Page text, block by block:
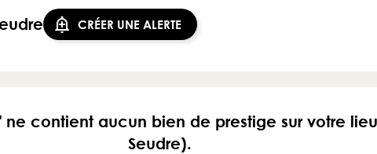
Monaco
Maroc
Tous les pays
CRÉER UNE ALERTE
contient aucun bien de prestige sur votre
Seudre).